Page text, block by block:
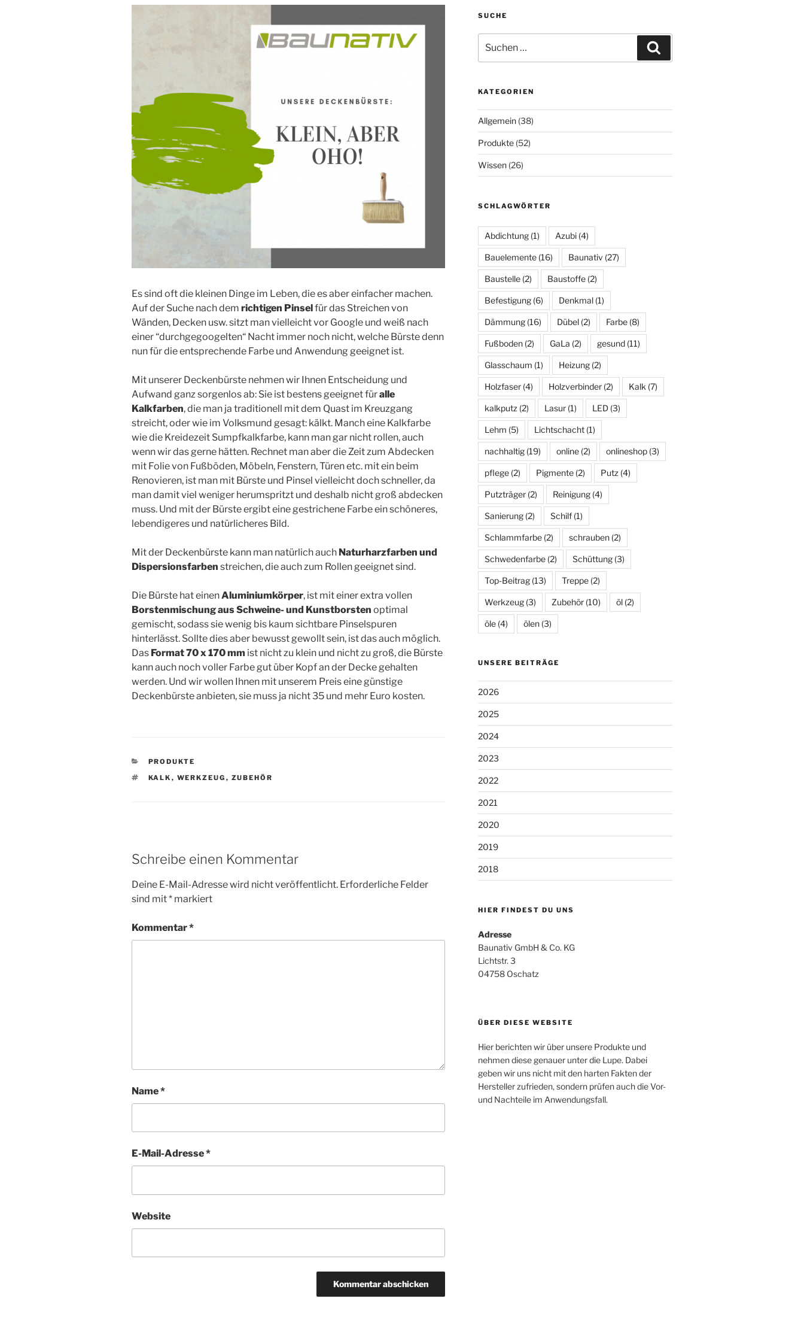
Es sind oft die kleinen Dinge im Leben, die es aber einfacher machen.
Auf der Suche nach dem richtigen Pinselfür das Streichen von
Wänden, Decken usw. sitzt man vielleicht vor Google und weiß nach
einer “durchgegoogelten“ Nacht immer noch nicht, welche Bürste denn
nun für die entsprechende Farbe und Anwendung geeignet ist.
Mit unserer Deckenbürste nehmen wir Ihnen Entscheidung und
Aufwand ganz sorgenlos ab: Sie ist bestens geeignet füralle
Kalkfarben, die man ja traditionell mit dem Quast im Kreuzgang
streicht, oder wie im Volksmund gesagt: kälkt. Manch eine Kalkfarbe
wie die Kreidezeit Sumpfkalkfarbe, kann man gar nicht rollen, auch
wenn wir das gerne hätten. Rechnet man aber die Zeit zum Abdecken
mit Folie von Fußböden, Möbeln, Fenstern, Türen etc. mit ein beim
Renovieren, ist man mit Bürste und Pinsel vielleicht doch schneller, da
man damit viel weniger herumspritzt und deshalb nicht groß abdecken
muss. Und mit der Bürste ergibt eine gestrichene Farbe ein schöneres,
lebendigeres und natürlicheres Bild.
Mit der Deckenbürste kann man natürlich auch Naturharzfarben und
Dispersionsfarben streichen, die auch zum Rollen geeignet sind.
Die Bürste hat einenAluminiumkörper, ist mit einer extra vollen
Borstenmischung aus Schweine- und Kunstborsten optimal
gemischt, sodass sie wenig bis kaum sichtbare Pinselspuren
hinterlässt. Sollte dies aber bewusst gewollt sein, ist das auch möglich.
Das Format 70 x 170 mm ist nicht zu klein und nicht zu groß, die Bürste
kann auch noch voller Farbe gut über Kopf an der Decke gehalten
werden. Und wir wollen Ihnen mit unserem Preis eine günstige
Deckenbürste anbieten, sie muss ja nicht 35 und mehr Euro kosten.
KATEGORIEN
PRODUKTE
SCHLAGWÖRTER
KALK , WERKZEUG , ZUBEHÖR
Schreibe einen Kommentar
Deine E-Mail-Adresse wird nicht veröffentlicht. Erforderliche Felder
sind mit* markiert
Kommentar*
Name*
E-Mail-Adresse*
Website
SUCHE
nach:
KATEGORIEN
Allgemein(38)
Produkte(52)
Wissen(26)
SCHLAGWÖRTER
Abdichtung(1) Azubi(4)
Bauelemente(16) Baunativ (27)
Baustelle(2) Baustoffe(2)
Befestigung(6) Denkmal(1)
Dämmung(16) Dübel(2) Farbe(8)
Fußboden(2) GaLa (2) gesund(11)
Glasschaum (1) Heizung(2)
Holzfaser(4) Holzverbinder(2) Kalk (7)
kalkputz (2) Lasur(1) LED(3)
Lehm (5) Lichtschacht(1)
nachhaltig(19) online(2) onlineshop(3)
pflege(2) Pigmente(2) Putz (4)
Putzträger(2) Reinigung(4)
Sanierung(2) Schilf(1)
Schlammfarbe(2) schrauben(2)
Schwedenfarbe(2) Schüttung(3)
Top-Beitrag(13) Treppe(2)
Werkzeug(3) Zubehör(10) öl(2)
öle(4) ölen(3)
UNSERE BEITRÄGE
2026
2025
2024
2023
2022
2021
2020
2019
2018
HIER FINDEST DU UNS
Adresse
Baunativ GmbH & Co. KG
Lichtstr. 3
04758 Oschatz
ÜBER DIESE WEBSITE
Hier berichten wir über unsere Produkte und
nehmen diese genauer unter die Lupe. Dabei
geben wir uns nicht mit den harten Fakten der
Hersteller zufrieden, sondern prüfen auch die Vor-
und Nachteile im Anwendungsfall.